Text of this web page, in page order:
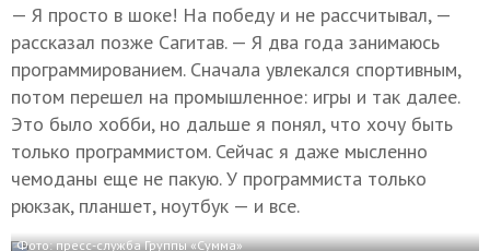
— Я просто в шоке! На победу и не рассчитывал, —
рассказал позже Сагитав. — Я два года занимаюсь
программированием. Сначала увлекался спортивным,
потом перешел на промышленное: игры и так далее.
Это было хобби, но дальше я понял, что хочу быть
только программистом. Сейчас я даже мысленно
чемоданы еще не пакую. У программиста только
рюкзак, планшет, ноутбук — и все.
Фото: пресс-служба Группы «Сумма»